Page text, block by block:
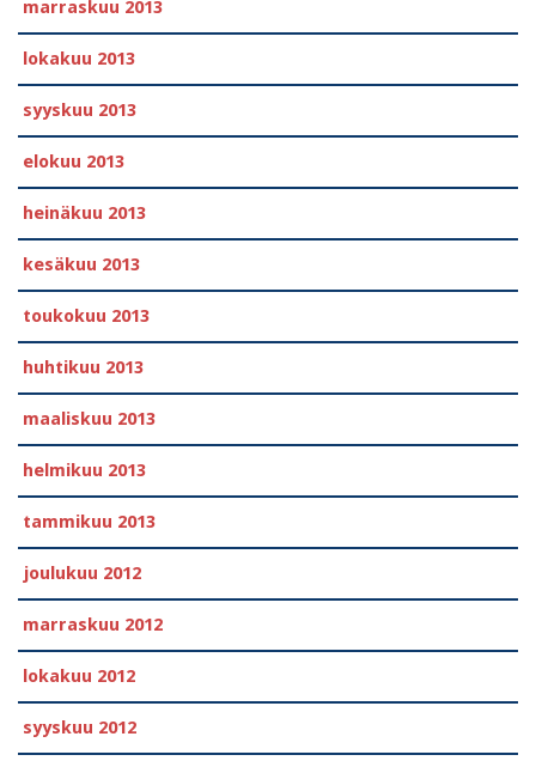
marraskuu 2013
lokakuu 2013
syyskuu 2013
elokuu 2013
heinäkuu 2013
kesäkuu 2013
toukokuu 2013
huhtikuu 2013
maaliskuu 2013
helmikuu 2013
tammikuu 2013
joulukuu 2012
marraskuu 2012
lokakuu 2012
syyskuu 2012